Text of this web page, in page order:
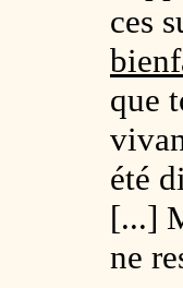
ces
que
été
[...]
ne